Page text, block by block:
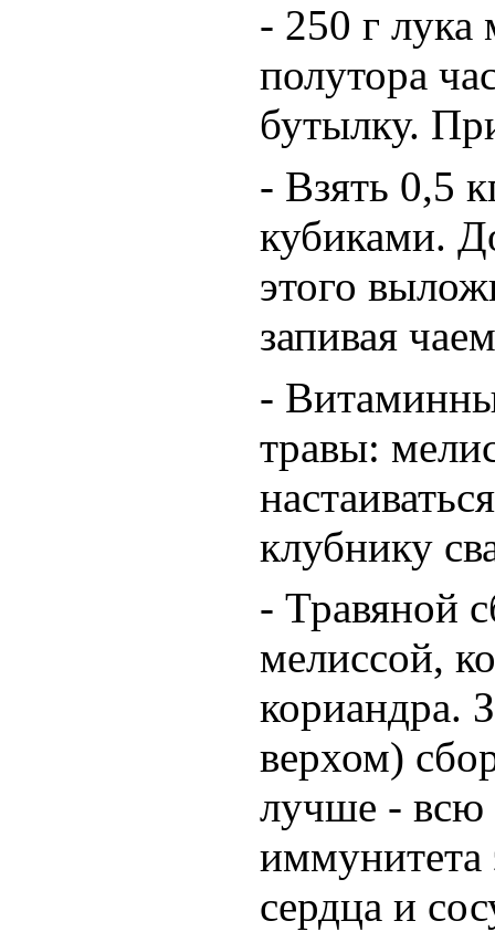
- 250 г лука
полутора
бутылку.
- Взять 0,5
кубиками.
этого
запивая
-
травы:
клубнику
- Травяной
мелиссой,
кориандра.
верхом)
лучше - всю
иммунитета
сердца и